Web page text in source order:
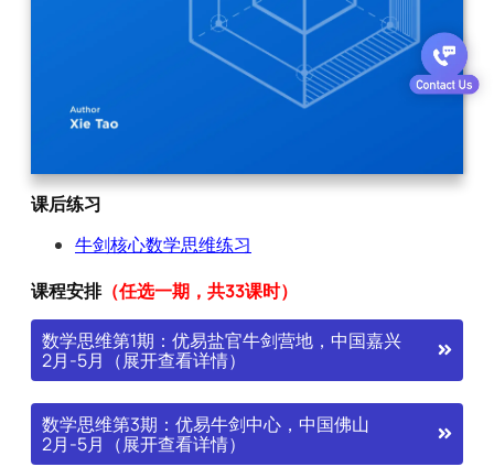
课后练习
牛剑核心数学思维练习
课程安排（任选一期，共33课时）
数学思维第1期：优易盐官牛剑营地，中国嘉兴
2月-5月（展开查看详情）
数学思维第3期：优易牛剑中心，中国佛山
2月-5月（展开查看详情）